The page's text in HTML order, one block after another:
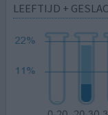
LEEFTIJD +